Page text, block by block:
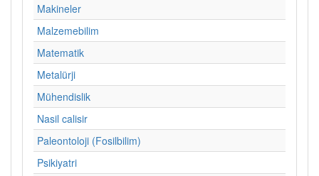
Makineler
Malzemebilim
Matematik
Metalürji
Mühendislik
Nasil calisir
Paleontoloji (Fosilbilim)
Psikiyatri